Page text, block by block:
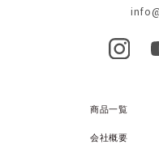
商品一覧
会社概要